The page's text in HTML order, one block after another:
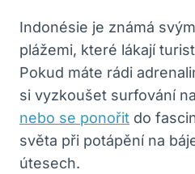
Indonésie je známá
plážemi, které lákají
Pokud máte rádi
si vyzkoušet surfování
nebo se ponořit do
světa při potápění na
útesech.